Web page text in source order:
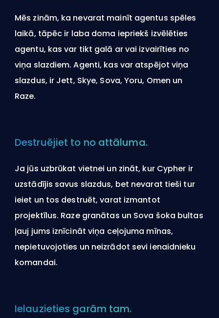
Mēs zinām, ka nevarat mainīt agentus spēles
laikā, tāpēc ir laba doma iepriekš izvēlēties
agentu, kas var tikt galā ar vai izvairīties no
viņa slazdiem. Agenti, kas var atspējot viņa
slazdus, ir Jett, Skye, Sova, Yoru, Omen un
Raze.
Destruējiet to no attāluma.
Ja jūs uzbrūkat vietnei un zināt, kur Cypher ir
uzstādījis savus slazdus, bet nevarat tieši tur
ieiet un tos destruēt, varat izmantot
projektīlus. Raze granātas un Sova šoka bultas
ļauj jums iznīcināt viņa ceļojuma mīnas,
nepietuvojoties un neizrādot sevi ienaidnieku
komandai.
Ielauzieties garām tam.